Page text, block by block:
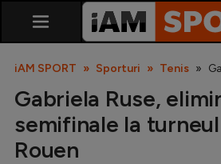
iAM SPORT Sporturi Tenis
Gabriela Ruse,
semifinale la
Rouen